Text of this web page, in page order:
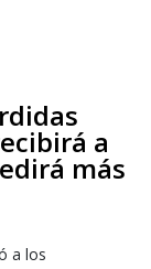
a
más
a los